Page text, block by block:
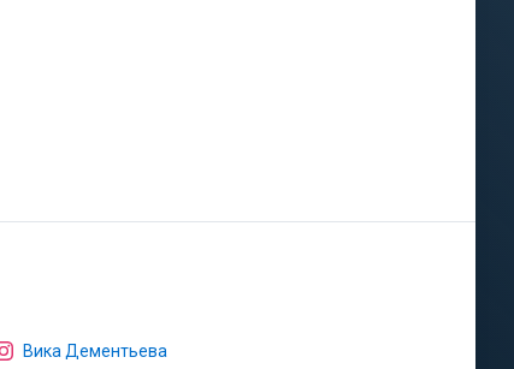
Вика Дементьева